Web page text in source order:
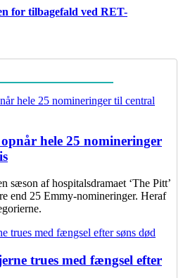
for tilbagefald ved RET-
hele 25 nomineringer
af hospitalsdramaet ‘The Pitt’
end 25 Emmy-nomineringer. Heraf
trues med fængsel efter